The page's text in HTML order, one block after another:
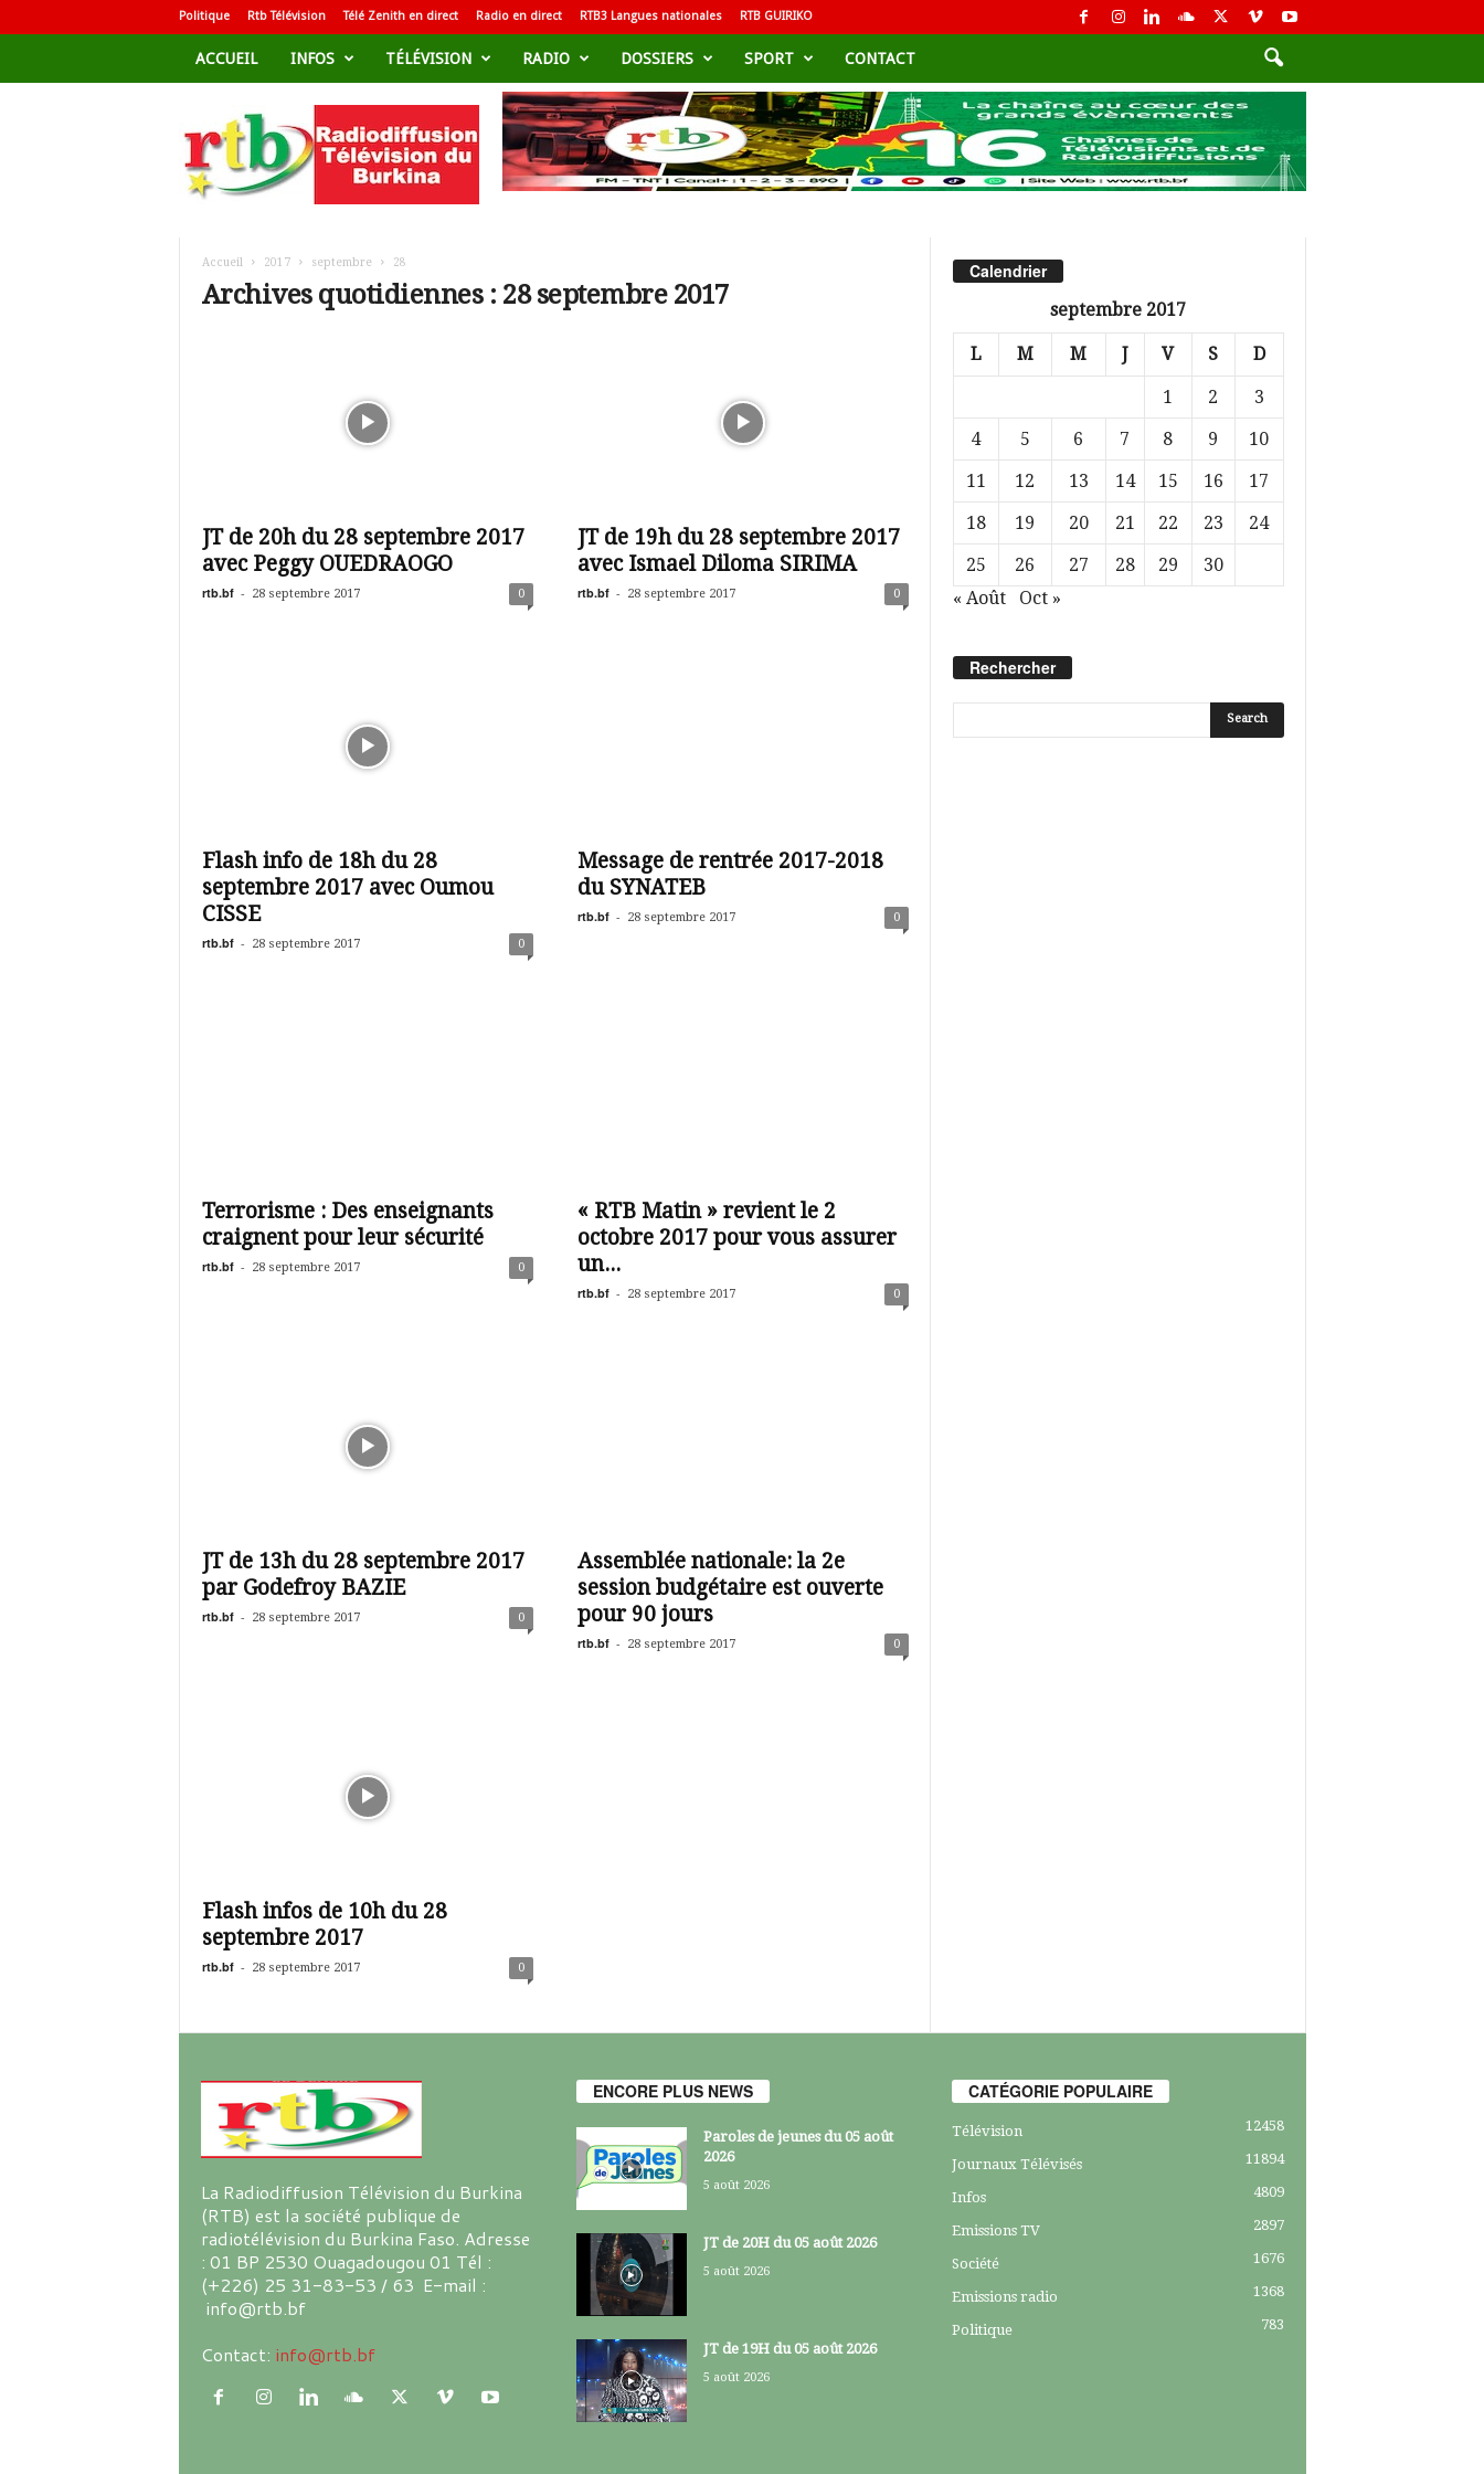
Politique Rtb Télévision Télé Zenith en direct Radio en direct RTB3 Langues nationales RTB GUIRIKO
ACCUEIL INFOS TÉLÉVISION RADIO DOSSIERS SPORT CONTACT
d
i
Accueil 2017 septembre 28
Archives quotidiennes : 28 septembre 2017
JT de 20h du 28 septembre 2017
avec Peggy OUEDRAOGO
rtb.bf - 28 septembre 2017 0
JT de 19h du 28 septembre 2017
avec Ismael Diloma SIRIMA
rtb.bf - 28 septembre 2017 0
Flash info de 18h du 28
septembre 2017 avec Oumou
CISSE
rtb.bf - 28 septembre 2017 0
Message de rentrée 2017-2018
du SYNATEB
rtb.bf - 28 septembre 2017 0
Terrorisme : Des enseignants
craignent pour leur sécurité
rtb.bf - 28 septembre 2017 0
« RTB Matin » revient le 2
octobre 2017 pour vous assurer
un...
rtb.bf - 28 septembre 2017 0
JT de 13h du 28 septembre 2017
par Godefroy BAZIE
rtb.bf - 28 septembre 2017 0
Assemblée nationale: la 2e
session budgétaire est ouverte
pour 90 jours
rtb.bf - 28 septembre 2017 0
Flash infos de 10h du 28
septembre 2017
rtb.bf - 28 septembre 2017 0
Calendrier
septembre 2017
L M M J V S D
1 2
3
4
5 6 7 8 9
10
11
12 13 14 15 16
17
18
19 20 21 22 23
24
25
26 27 28 29
30
« Août
Oct »
Rechercher
La Radiodiffusion Télévision du Burkina
(RTB) est la société publique de
radiotélévision du Burkina Faso. Adresse
: 01 BP 2530 Ouagadougou 01 Tél :
(+226) 25 31-83-53 / 63 E-mail :
info@rtb.bf
Contact: info@rtb.bf
ENCORE PLUS NEWS
Paroles de jeunes du 05 août
2026
5 août 2026
JT de 20H du 05 août 2026
5 août 2026
JT de 19H du 05 août 2026
5 août 2026
CATÉGORIE POPULAIRE
Télévision 12458
Journaux Télévisés 11894
Infos 4809
Emissions TV 2897
Société 1676
Emissions radio 1368
Politique 783